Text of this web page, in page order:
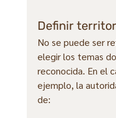
Definir
No se puede ser
elegir los temas
reconocida. En el
ejemplo, la
de: